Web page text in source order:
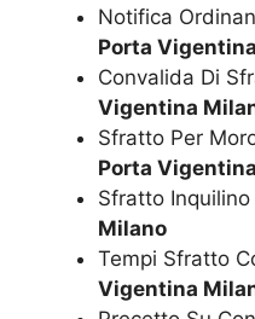
Notifica
Porta
Convalida Di
Vigentina
Sfratto Per
Porta
Sfratto
Milano
Tempi Sfratto
Vigentina